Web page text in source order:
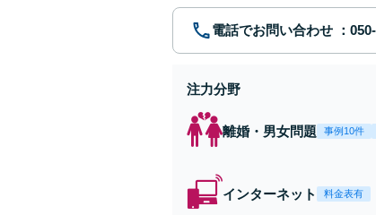
電話でお問い合わせ
注力分野
離婚・男女問題 事例10件
インターネット 料金表有